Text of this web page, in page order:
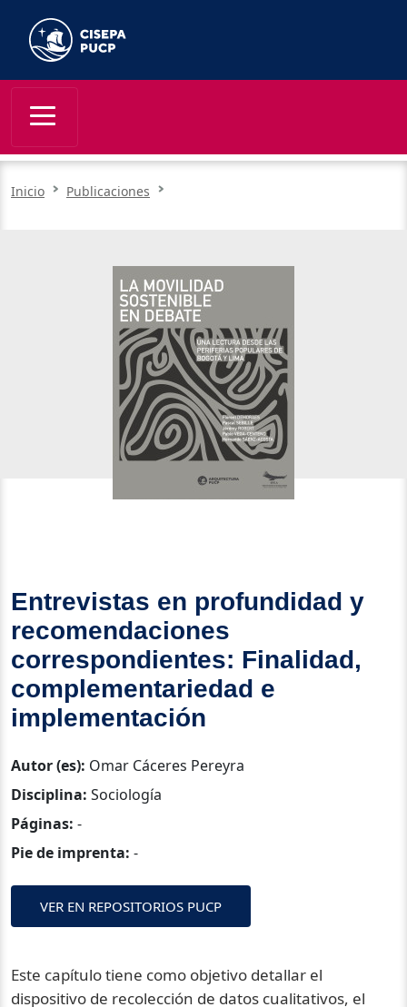
Inicio Publicaciones
Entrevistas en profundidad y
recomendaciones
correspondientes: Finalidad,
complementariedad e
implementación
Autor (es): Omar Cáceres Pereyra
Disciplina: Sociología
Páginas: -
Pie de imprenta: -
VER EN REPOSITORIOS PUCP
Este capítulo tiene como objetivo detallar el
dispositivo de recolección de datos cualitativos, el